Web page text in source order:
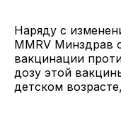
Наряду с
MMRV Минздрав
вакцинации
дозу этой
детском